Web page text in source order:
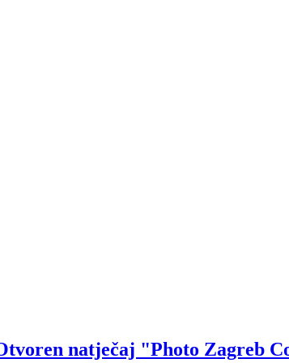
natječaj "Photo Zagreb